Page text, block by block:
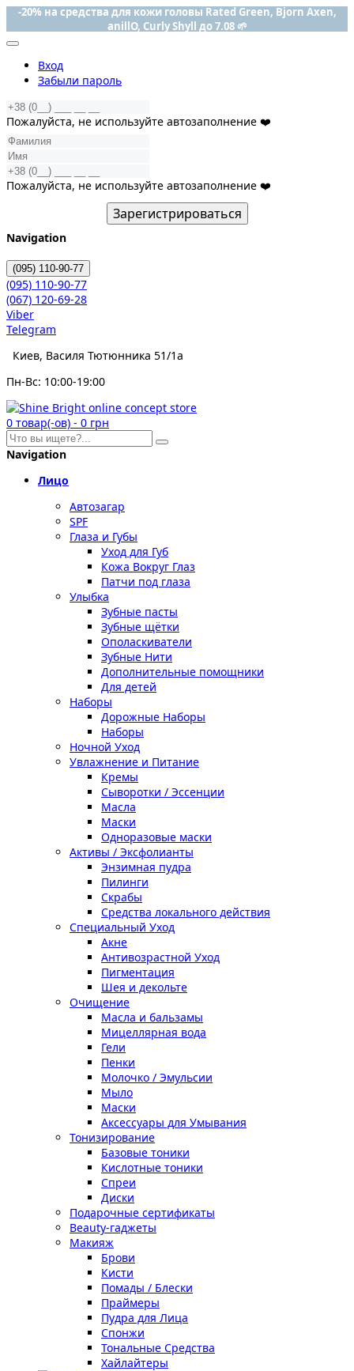
-20% на средства для кожи головы Rated Green, Bjorn Axen,
anillO, Curly Shyll до 7.08 🌱
Вход
Забыли пароль
Пожалуйста, не используйте автозаполнение ❤️
Пожалуйста, не используйте автозаполнение ❤️
Зарегистрироваться
Navigation
(095) 110-90-77
(095) 110-90-77
(067) 120-69-28
Viber
Telegram
Киев, Василя Тютюнника 51/1а
Пн-Вс: 10:00-19:00
0 товар(-ов) - 0 грн
Navigation
Лицо
Автозагар
SPF
Глаза и Губы
Уход для Губ
Кожа Вокруг Глаз
Патчи под глаза
Улыбка
Зубные пасты
Зубные щётки
Ополаскиватели
Зубные Нити
Дополнительные помощники
Для детей
Наборы
Дорожные Наборы
Наборы
Ночной Уход
Увлажнение и Питание
Кремы
Сыворотки / Эссенции
Масла
Маски
Одноразовые маски
Активы / Эксфолианты
Энзимная пудра
Пилинги
Скрабы
Средства локального действия
Специальный Уход
Акне
Антивозрастной Уход
Пигментация
Шея и декольте
Очищение
Масла и бальзамы
Мицеллярная вода
Гели
Пенки
Молочко / Эмульсии
Мыло
Маски
Аксессуары для Умывания
Тонизирование
Базовые тоники
Кислотные тоники
Спреи
Диски
Подарочные сертификаты
Beauty-гаджеты
Макияж
Брови
Кисти
Помады / Блески
Праймеры
Пудра для Лица
Спонжи
Тональные Средства
Хайлайтеры